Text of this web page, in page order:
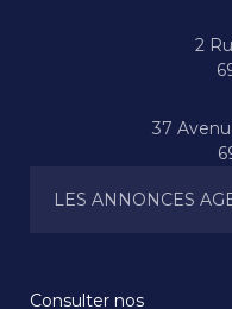
2
37
LES ANNONCES
jons
Consulter nos